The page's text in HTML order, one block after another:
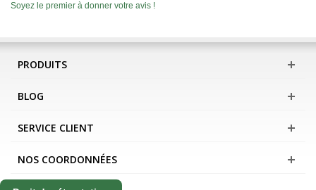
Soyez le premier à donner votre avis !
PRODUITS
BLOG
SERVICE CLIENT
NOS COORDONNÉES